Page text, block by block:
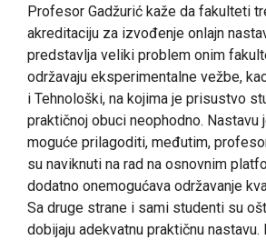
Profesor Gadžurić kaže da fakulteti
akreditaciju za izvođenje onlajn
predstavlja veliki problem onim
održavaju eksperimentalne vežbe,
i Tehnološki, na kojima je prisustvo
praktičnoj obuci neophodno. Nastavu
moguće prilagoditi, međutim,
su naviknuti na rad na osnovnim
dodatno onemogućava održavanje
Sa druge strane i sami studenti su
dobijaju adekvatnu praktičnu nastavu.